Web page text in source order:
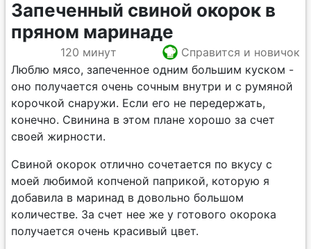
Запеченный свиной окорок в
пряном маринаде
120 минут
Справится и новичок
Люблю мясо, запеченное одним большим куском -
оно получается очень сочным внутри и с румяной
корочкой снаружи. Если его не передержать,
конечно. Свинина в этом плане хорошо за счет
своей жирности.
Свиной окорок отлично сочетается по вкусу с
моей любимой копченой паприкой, которую я
добавила в маринад в довольно большом
количестве. За счет нее же у готового окорока
получается очень красивый цвет.